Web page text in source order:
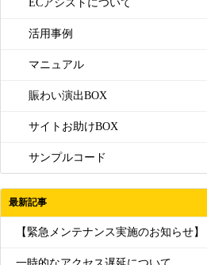
ECアシストについて
活用事例
マニュアル
賑わい演出BOX
サイトお助けBOX
サンプルコード
最新記事
【緊急メンテナンス実施のお知らせ】